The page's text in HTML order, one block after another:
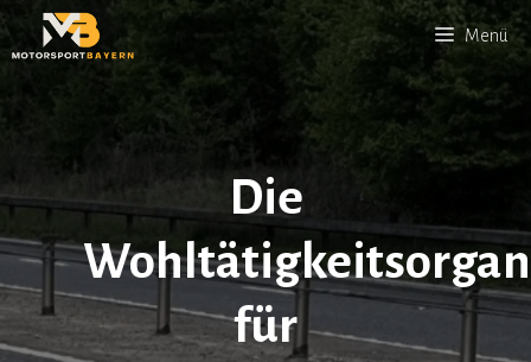
Zum
Inhalt
Menü
Die
für